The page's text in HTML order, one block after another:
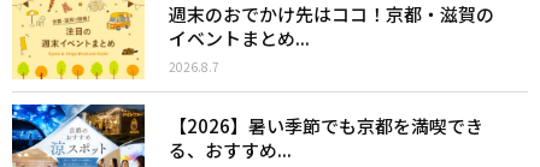
週末のおでかけ先はココ！京都・滋賀の
イベントまとめ...
2026.8.7
【2026】暑い季節でも京都を満喫でき
る、おすすめ...